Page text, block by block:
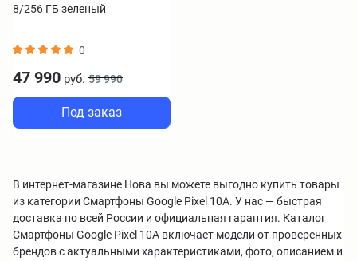
8/256 ГБ зеленый
0
47 990 руб. 59 990
Под заказ
В интернет-магазине Нова вы можете выгодно купить товары
из категории Смартфоны Google Pixel 10A. У нас — быстрая
доставка по всей России и официальная гарантия. Каталог
Смартфоны Google Pixel 10A включает модели от проверенных
брендов с актуальными характеристиками, фото, описанием и